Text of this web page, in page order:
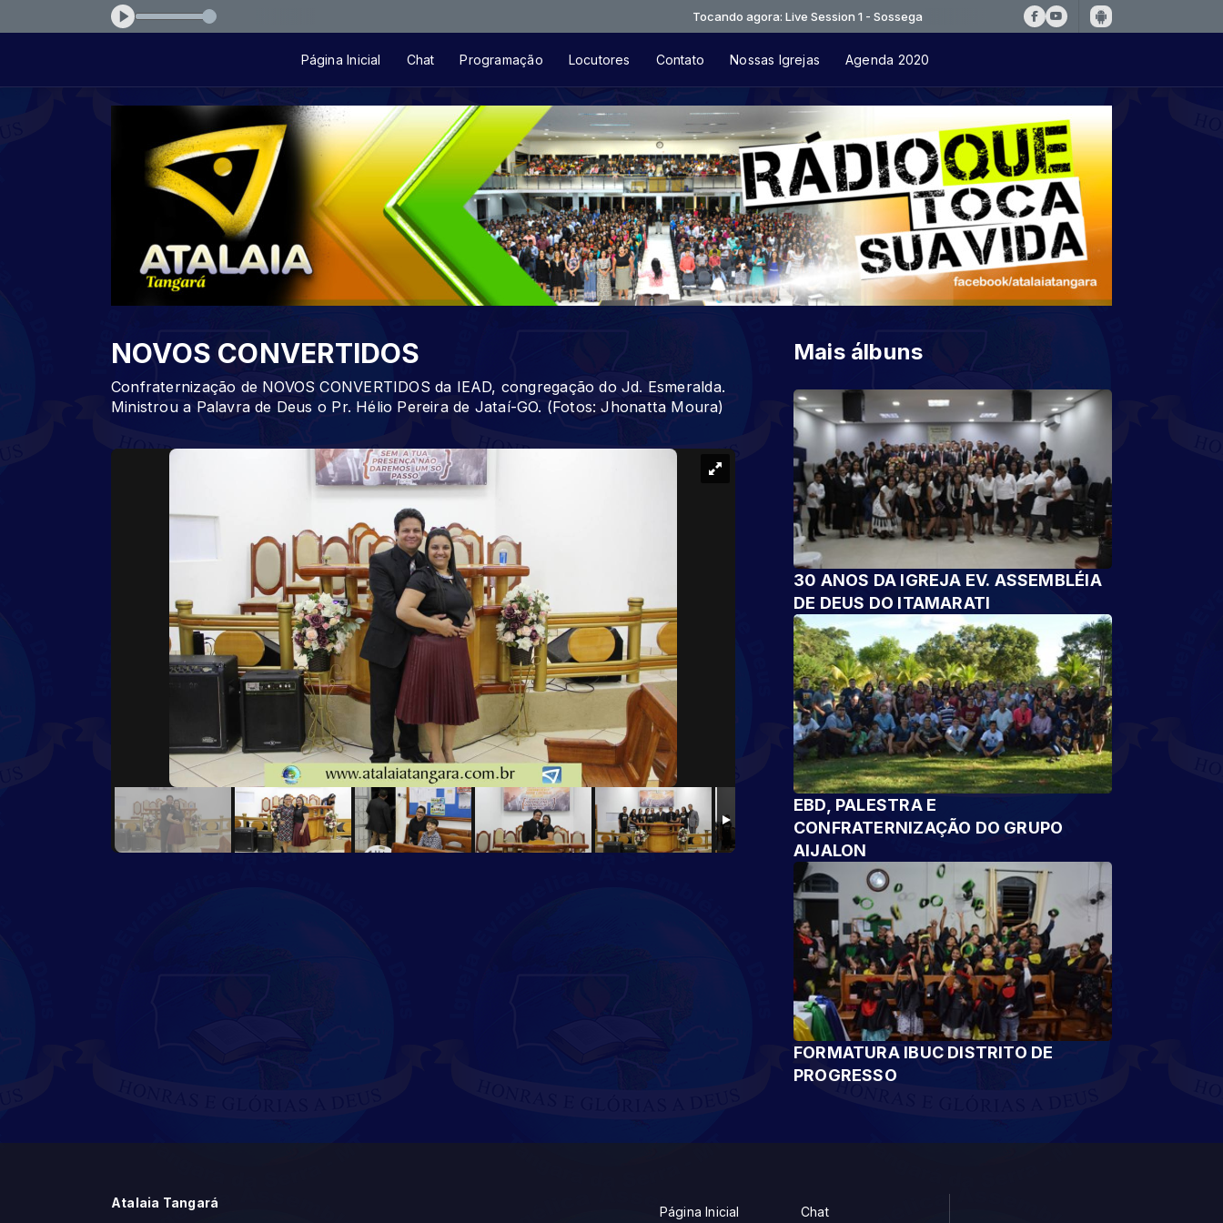
Tocando agora: Live Session 1 - Sossega
Página Inicial Chat Programação Locutores Contato Nossas Igrejas Agenda 2020
NOVOS CONVERTIDOS
Confraternização de NOVOS CONVERTIDOS da IEAD, congregação do Jd. Esmeralda.
Ministrou a Palavra de Deus o Pr. Hélio Pereira de Jataí-GO. (Fotos: Jhonatta Moura)
Mais álbuns
30 ANOS DA IGREJA EV. ASSEMBLÉIA
DE DEUS DO ITAMARATI
EBD, PALESTRA E
CONFRATERNIZAÇÃO DO GRUPO
AIJALON
FORMATURA IBUC DISTRITO DE
PROGRESSO
Atalaia Tangará
Página Inicial Chat